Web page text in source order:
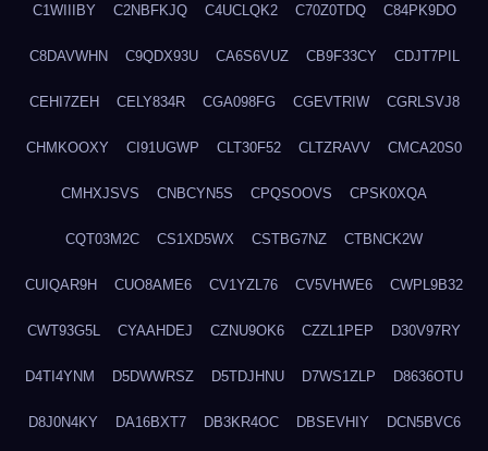
C1WIIIBY C2NBFKJQ C4UCLQK2 C70Z0TDQ C84PK9DO
C8DAVWHN C9QDX93U CA6S6VUZ CB9F33CY CDJT7PIL
CEHI7ZEH CELY834R CGA098FG CGEVTRIW CGRLSVJ8
CHMKOOXY CI91UGWP CLT30F52 CLTZRAVV CMCA20S0
CMHXJSVS CNBCYN5S CPQSOOVS CPSK0XQA
CQT03M2C CS1XD5WX CSTBG7NZ CTBNCK2W
CUIQAR9H CUO8AME6 CV1YZL76 CV5VHWE6 CWPL9B32
CWT93G5L CYAAHDEJ CZNU9OK6 CZZL1PEP D30V97RY
D4TI4YNM D5DWWRSZ D5TDJHNU D7WS1ZLP D8636OTU
D8J0N4KY DA16BXT7 DB3KR4OC DBSEVHIY DCN5BVC6